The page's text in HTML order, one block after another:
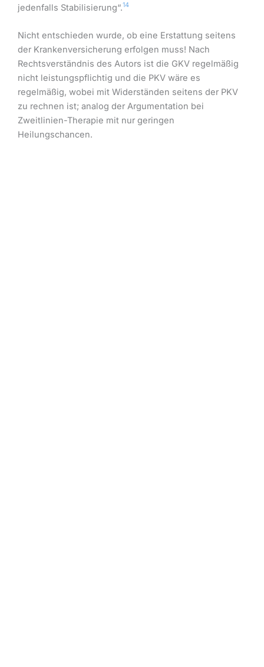
jedenfalls Stabilisierung“.14
Nicht entschieden wurde, ob eine Erstattung seitens
der Krankenversicherung erfolgen muss! Nach
Rechtsverständnis des Autors ist die GKV regelmäßig
nicht leistungspflichtig und die PKV wäre es
regelmäßig, wobei mit Widerständen seitens der PKV
zu rechnen ist; analog der Argumentation bei
Zweitlinien-Therapie mit nur geringen
Heilungschancen.